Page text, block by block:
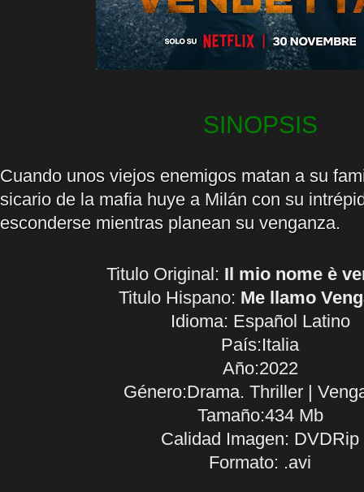
SINOPSIS
Cuando unos viejos enemigos matan a su
sicario de la mafia huye a Milán con su
esconderse mientras planean su venganza.
Titulo Original: Il mio nome è
Titulo Hispano: Me llamo
Idioma: Español Latino
País:Italia
Año:2022
Género:Drama. Thriller |
Tamaño:434 Mb
Calidad Imagen: DVDRip
Formato: .avi